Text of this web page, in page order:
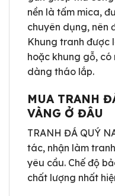
nền là tấm mica,
chuyên dụng, nên
Khung tranh được
hoặc khung gỗ,
dàng tháo lắp.
MUA TRANH
VÀNG Ở ĐÂU
TRANH ĐÁ QUÝ
tác, nhận làm
yêu cầu. Chế độ
chất lượng nhất